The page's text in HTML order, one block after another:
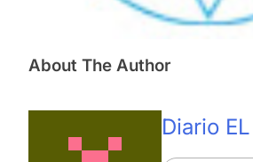
About The Author
Diario